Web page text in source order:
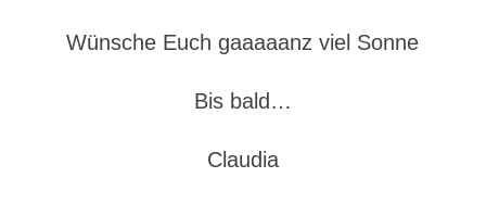
Wünsche Euch gaaaaanz viel Sonne
Bis bald…
Claudia